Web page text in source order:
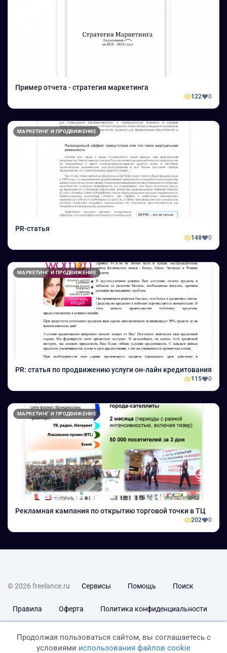
Пример отчета - стратегия маркетинга
122 0
МАРКЕТИНГ И ПРОДВИЖЕНИЕ
PR-статья
148 0
МАРКЕТИНГ И ПРОДВИЖЕНИЕ
PR: статья по продвижению услуги он-лайн кредитования
115 0
МАРКЕТИНГ И ПРОДВИЖЕНИЕ
Рекламная кампания по открытию торговой точки в ТЦ
202 0
© 2026 freelance.ru Сервисы Помощь Поиск
Правила Оферта Политика конфиденциальности
Продолжая пользоваться сайтом, вы соглашаетесь с
условиями использования файлов cookie